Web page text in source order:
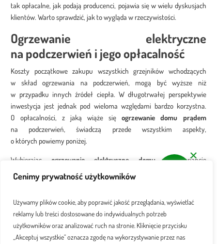
Cenimy prywatność użytkowników
Używamy plików cookie, aby poprawić jakość przeglądania, wyświetlać
reklamy lub treści dostosowane do indywidualnych potrzeb
użytkowników oraz analizować ruch na stronie. Kliknięcie przycisku
„Akceptuj wszystkie” oznacza zgodę na wykorzystywanie przez nas
tak opłacalne, jak podają producenci, pojawia się w wielu dyskusjach
klientów. Warto sprawdzić, jak to wygląda w rzeczywistości.
Ogrzewanie elektryczne
na podczerwień i jego opłacalność
Koszty początkowe zakupu wszystkich grzejników wchodzących
w skład ogrzewania na podczerwień, mogą być wyższe niż
w przypadku innych źródeł ciepła. W długotrwałej perspektywie
inwestycja jest jednak pod wieloma względami bardzo korzystna.
O opłacalności, z jaką wiąże sięogrzewanie domu prądem
na podczerwień, świadczą przede wszystkim aspekty,
o których powiemy poniżej.
Wybierając ogrzewanie elektryczne domuw wariancie
na podczerwień,
możesz spodziewać się niższych rachunków za prąd.
Jest to spowodowane wysoką efektywnością ogrzewania
zaoszczędzić na rachunkach za energię elektryczną.
Podczas eksploatacji ogrzewania na podczerwień, nie trzeba martwić
się o konserwację. Grzejniki wchodzące w skład systemu są mniej
Czytaj więcej